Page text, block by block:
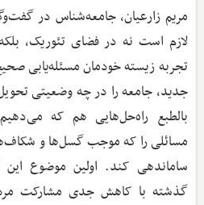
مریم زارعیان، جامعه‌شناس در
لازم است نه در فضای تئوریک،
تجربه زیسته خودمان مسئله‌یابی
جدید، جامعه را در چه وضعیتی
بالطبع راه‌حل‌هایی هم که
مسائلی را که موجب گسل‌ها و
ساماندهی کند. اولین موضوع
گذشته با کاهش جدی مشارکت